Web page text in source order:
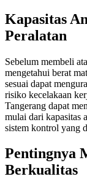
Kapasitas
Peralatan
Sebelum membeli
mengetahui berat
sesuai dapat
risiko kecelakaan
Tangerang dapat
mulai dari kapasitas
sistem kontrol yang
Pentingnya
Berkualitas